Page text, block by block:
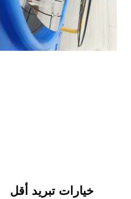
خيارات تبريد أقل